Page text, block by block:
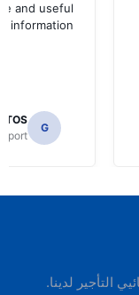
and useful
information
G
التأجير لدينا.